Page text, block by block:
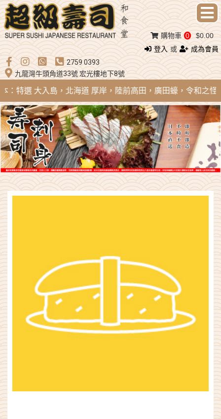
登入 或
成為會員
2759 0393
九龍灣牛頭角道33號 宏光樓地下8號
購物車 0 $0.00
：特選 大入島，北海道 厚岸，陸前高田，廣田蠔，令和之